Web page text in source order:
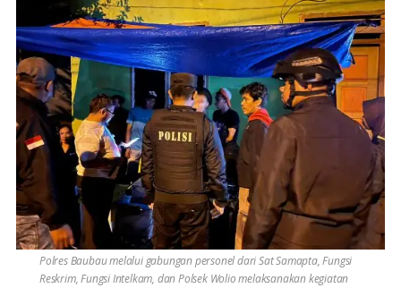
Polres Baubau melalui gabungan personel dari Sat Samapta, Fungsi
Reskrim, Fungsi Intelkam, dan Polsek Wolio melaksanakan kegiatan